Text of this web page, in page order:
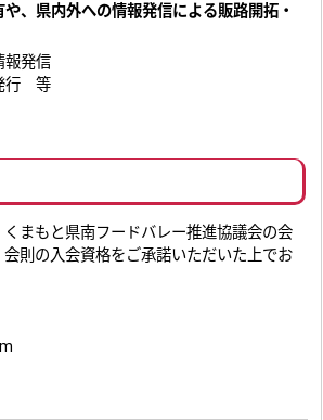
、県内外への情報発信による販路開拓・
報発信
行 等
まもと県南フードバレー推進協議会の会
則の入会資格をご承諾いただいた上でお